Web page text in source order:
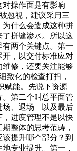
操作面是有影响
忽视，建议采用三
为什么会造成这种拼
了拼缝渗水。所以这
两个关键点。第一
开，以交付标准应对
修，还要关注能够
致化的检查打扫，
赋能。先说下资源
第二个叫总平面管
场、退场，以及最后
，进度管理不是以快
整体的思考范畴，
提升哪个部分？到
专业提升。第一，